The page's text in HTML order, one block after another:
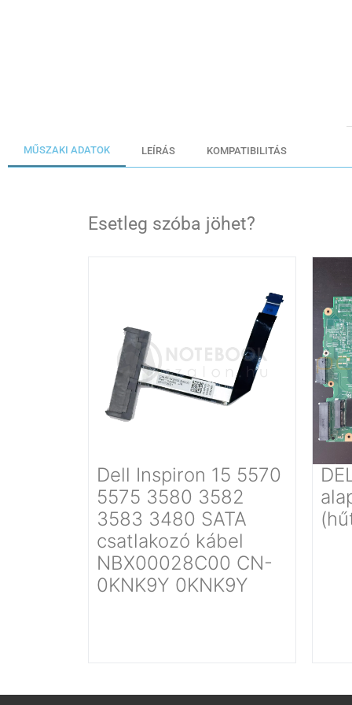
MŰSZAKI ADATOK LEÍRÁS KOMPATIBILITÁS
Esetleg szóba jöhet?
Dell Inspiron 15 5570
5575 3580 3582
3583 3480 SATA
csatlakozó kábel
NBX00028C00 CN-
0KNK9Y 0KNK9Y